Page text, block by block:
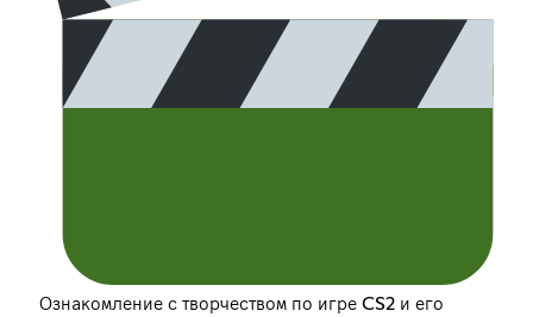
Ознакомление с творчеством по игре CS2 и его